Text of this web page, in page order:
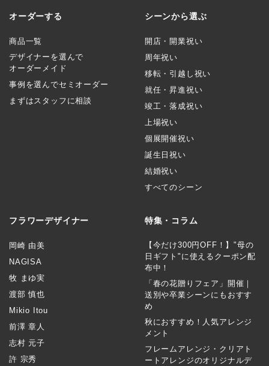
オーダーする
商品一覧
デザイナーを選んで
オーダーメイド
事例を選んでセミオーダー
まずはスタッフに相談
シーンから選ぶ
開店・開業祝い
周年祝い
移転・引越し祝い
就任・昇進祝い
竣工・落成祝い
上場祝い
個展開催祝い
誕生日祝い
結婚祝い
すべてのシーン
フラワーデザイナー
岡崎 由美
NAGISA
牧 まゆ実
渡部 慎也
Mikio Itou
前澤 章人
志村 元子
許 宗秀
特集・コラム
【今だけ300円OFF！】"母の
日ギフト"に使えるクーポン配
布中！
「春の花贈りフェア」開催｜
送別や卒業シーンにもおすす
め
秋におすすめ！人気アレンジ
メント
フレームアレンジ・クリアト
ートアレンジのオリジナルデ